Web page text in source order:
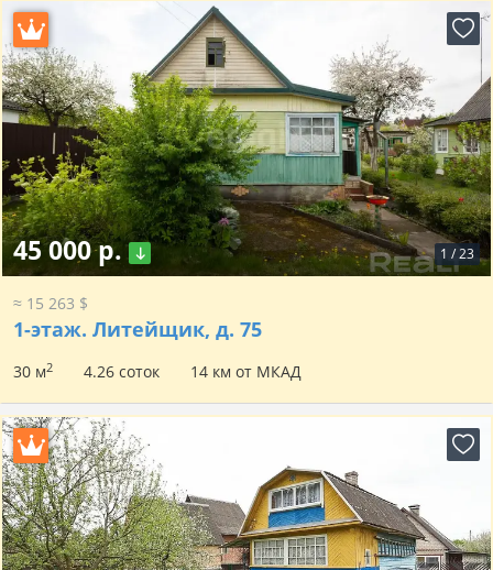
1 /23
45 000 р.
≈ 15 263 $
1-этаж. Литейщик, д. 75
30 м2 4.26 соток 14 км от МКАД